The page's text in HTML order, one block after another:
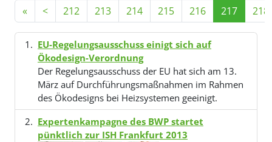
« < 212 213 214 215 216 217 218
EU-Regelungsausschuss einigt sich auf
Ökodesign-Verordnung
Der Regelungsausschuss der EU hat sich am 13.
März auf Durchführungsmaßnahmen im Rahmen
des Ökodesigns bei Heizsystemen geeinigt.
Expertenkampagne des BWP startet
pünktlich zur ISH Frankfurt 2013